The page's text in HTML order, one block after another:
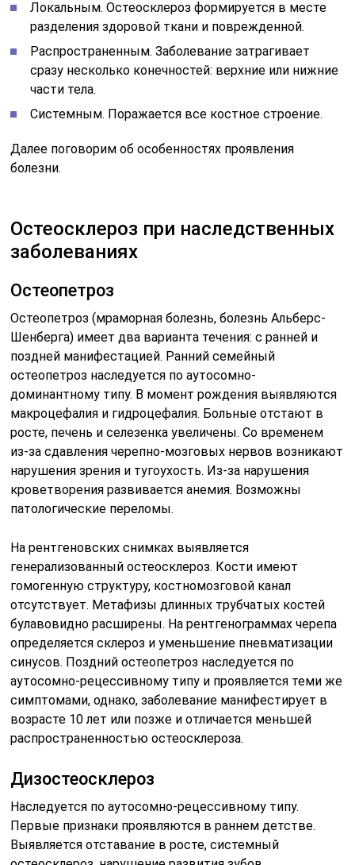
Локальным. Остеосклероз формируется в месте
разделения здоровой ткани и поврежденной.
Распространенным. Заболевание затрагивает
сразу несколько конечностей: верхние или нижние
части тела.
Системным. Поражается все костное строение.
Далее поговорим об особенностях проявления
болезни.
Остеосклероз при наследственных
заболеваниях
Остеопетроз
Остеопетроз (мраморная болезнь, болезнь Альберс-
Шенберга) имеет два варианта течения: с ранней и
поздней манифестацией. Ранний семейный
остеопетроз наследуется по аутосомно-
доминантному типу. В момент рождения выявляются
макроцефалия и гидроцефалия. Больные отстают в
росте, печень и селезенка увеличены. Со временем
из-за сдавления черепно-мозговых нервов возникают
нарушения зрения и тугоухость. Из-за нарушения
кроветворения развивается анемия. Возможны
патологические переломы.
На рентгеновских снимках выявляется
генерализованный остеосклероз. Кости имеют
гомогенную структуру, костномозговой канал
отсутствует. Метафизы длинных трубчатых костей
булавовидно расширены. На рентгенограммах черепа
определяется склероз и уменьшение пневматизации
синусов. Поздний остеопетроз наследуется по
аутосомно-рецессивному типу и проявляется теми же
симптомами, однако, заболевание манифестирует в
возрасте 10 лет или позже и отличается меньшей
распространенностью остеосклероза.
Дизостеосклероз
Наследуется по аутосомно-рецессивному типу.
Первые признаки проявляются в раннем детстве.
Выявляется отставание в росте, системный